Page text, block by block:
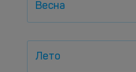
Весна
Лето